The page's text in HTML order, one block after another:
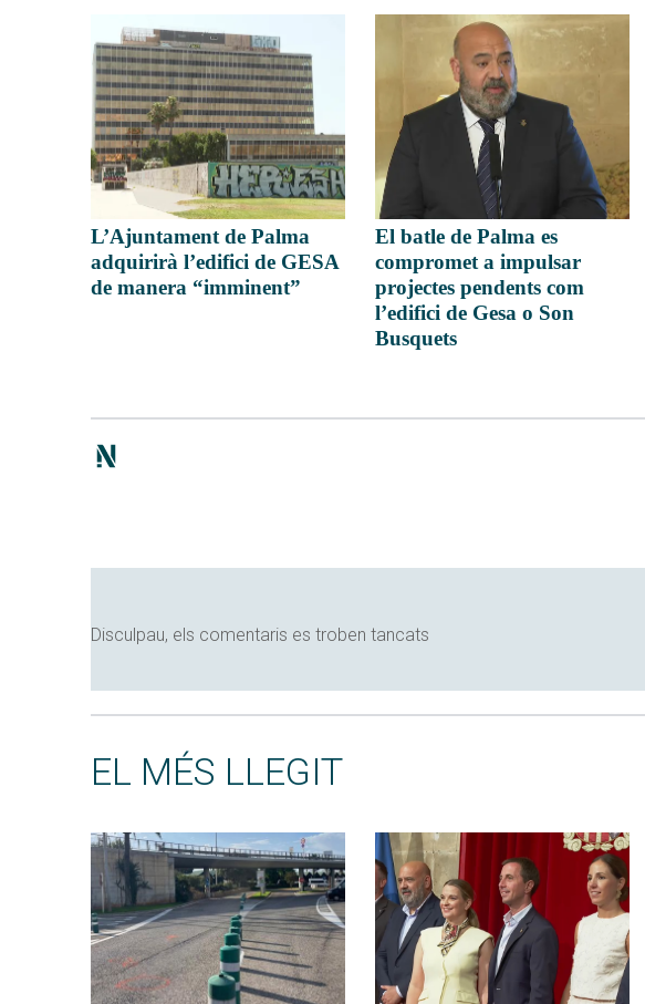
L’Ajuntament de Palma
adquirirà l’edifici de GESA
de manera “imminent”
El batle de Palma es
compromet a impulsar
projectes pendents com
l’edifici de Gesa o Son
Busquets
Disculpau, els comentaris es troben tancats
EL MÉS LLEGIT